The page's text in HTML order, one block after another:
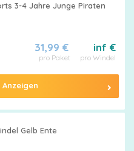
3-4 Jahre Junge Piraten
inf €
pro Windel
31,99 €
pro Paket
Anzeigen
Gelb Ente